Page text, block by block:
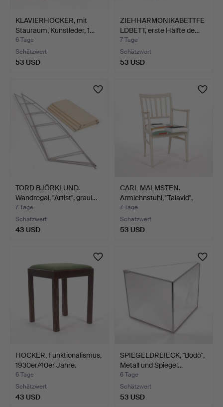
KLAVIERHOCKER, mit
Stauraum, Kunstleder, 1…
6 Tage
Schätzwert
53 USD
ZIEHHARMONIKABETTFE
LDBETT, erste Hälfte de…
7 Tage
Schätzwert
53 USD
TORD BJÖRKLUND.
Wandregal, "Artist", graul…
7 Tage
Schätzwert
43 USD
CARL MALMSTEN.
Armlehnstuhl, "Talavid",
Wa…
7 Tage
Schätzwert
53 USD
HOCKER, Funktionalismus,
1930er/40er Jahre.
6 Tage
Schätzwert
43 USD
SPIEGELDREIECK, "Bodö",
Metall und Spiegel…
6 Tage
Schätzwert
53 USD